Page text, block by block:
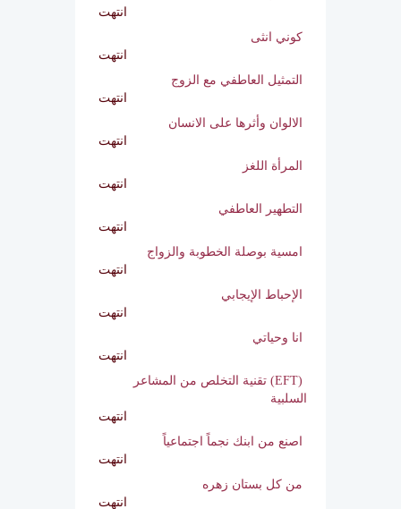
انتهت
لغة الجسد
انتهت
كوني انثى
انتهت
التمثيل العاطفي مع الزوج
انتهت
الالوان وأثرها على الانسان
انتهت
المرأة اللغز
انتهت
التطهير العاطفي
انتهت
امسية بوصلة الخطوبة والزواج
انتهت
الإحباط الإيجابي
انتهت
انا وحياتي
السلبية
انتهت
اصنع من ابنك نجماً اجتماعياً
انتهت